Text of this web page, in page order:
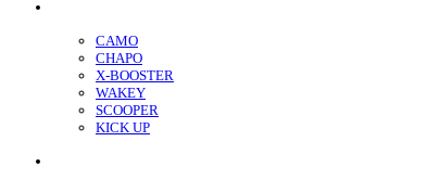
CAMO
CHAPO
X-BOOSTER
WAKEY
SCOOPER
KICK UP